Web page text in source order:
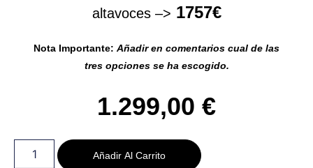
altavoces –> 1757€
Nota Importante: Añadir en comentarios cual de las
tres opciones se ha escogido.
1.299,00 €
Añadir Al Carrito